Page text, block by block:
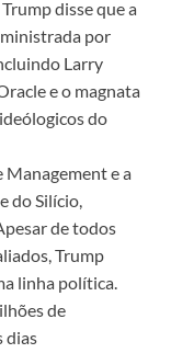
disse que a
por
Larry
e o magnata
do
Management e a
do Silício,
de todos
Trump
linha política.
de
dias